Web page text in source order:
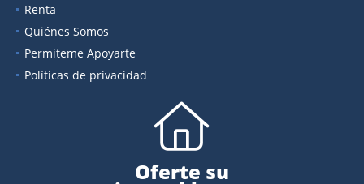
Renta
Quiénes Somos
Permiteme Apoyarte
Políticas de privacidad
Oferte su